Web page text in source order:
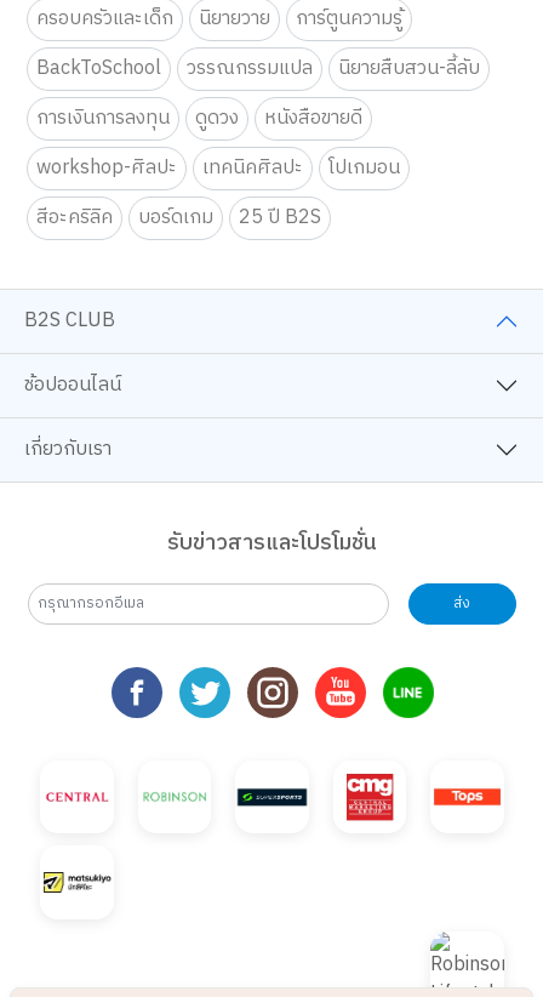
ครอบครัวและเด็ก
นิยายวาย
การ์ตูนความรู้
BackToSchool
วรรณกรรมแปล
นิยายสืบสวน-ลี้ลับ
การเงินการลงทุน
ดูดวง
หนังสือขายดี
workshop-ศิลปะ
เทคนิคศิลปะ
โปเกมอน
สีอะคริลิค
บอร์ดเกม 25 ปี B2S
B2S CLUB
ช้อปออนไลน์
เกี่ยวกับเรา
รับข่าวสารและโปรโมชั่น
ส่ง